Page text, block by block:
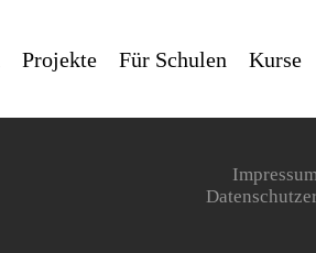
Projekte Für Schulen Kurse